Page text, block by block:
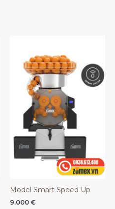
Model Smart Speed Up
9.000 €